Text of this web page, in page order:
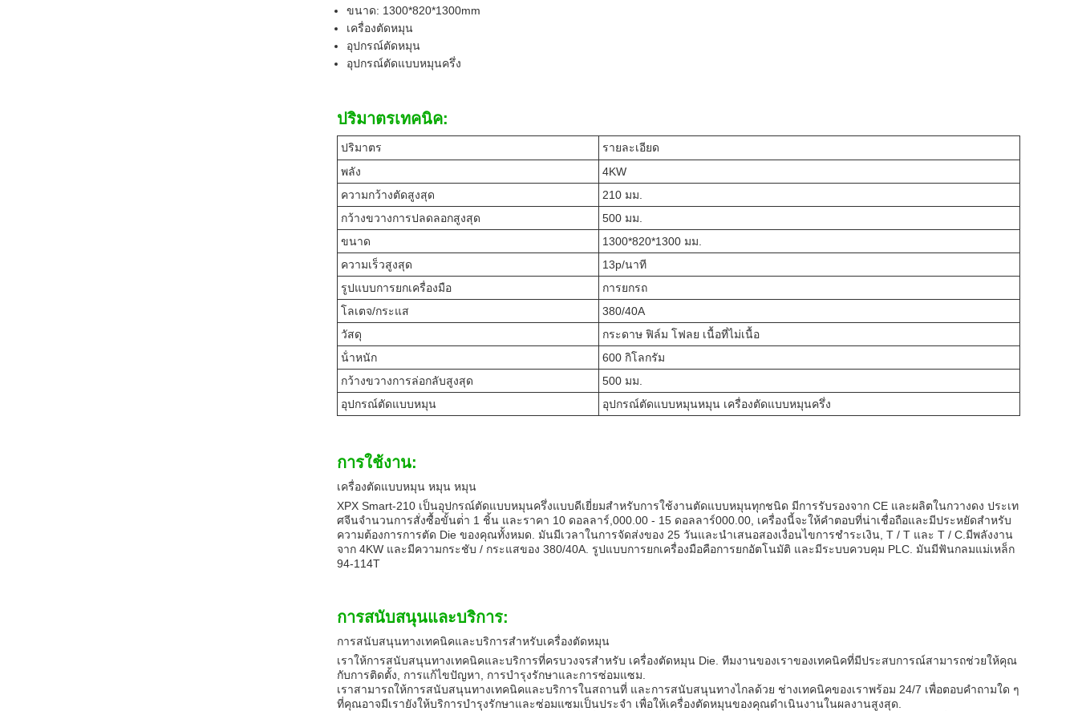
ขนาด: 1300*820*1300mm
เครื่องตัดหมุน
อุปกรณ์ตัดหมุน
อุปกรณ์ตัดแบบหมุนครึ่ง
ปริมาตรเทคนิค:
ปริมาตร
รายละเอียด
พลัง
4KW
ความกว้างตัดสูงสุด
210 มม.
กว้างขวางการปลดลอกสูงสุด
500 มม.
ขนาด
1300*820*1300 มม.
ความเร็วสูงสุด
13p/นาที
รูปแบบการยกเครื่องมือ
การยกรถ
โลเตจ/กระแส
380/40A
วัสดุ
กระดาษ ฟิล์ม โฟลย เนื้อที่ไม่เนื้อ
น้ําหนัก
600 กิโลกรัม
กว้างขวางการล่อกลับสูงสุด
500 มม.
อุปกรณ์ตัดแบบหมุน
อุปกรณ์ตัดแบบหมุนหมุน เครื่องตัดแบบหมุนครึ่ง
การใช้งาน:
เครื่องตัดแบบหมุน หมุน หมุน
XPX Smart-210 เป็นอุปกรณ์ตัดแบบหมุนครึ่งแบบดีเยี่ยมสําหรับการใช้งานตัดแบบหมุนทุกชนิด มีการรับรองจาก CE และผลิตในกวางดง ประเท
ศจีนจํานวนการสั่งซื้อขั้นต่ํา 1 ชิ้น และราคา 10 ดอลลาร์,000.00 - 15 ดอลลาร์000.00, เครื่องนี้จะให้คําตอบที่น่าเชื่อถือและมีประหยัดสําหรับ
ความต้องการการตัด Die ของคุณทั้งหมด. มันมีเวลาในการจัดส่งของ 25 วันและนําเสนอสองเงื่อนไขการชําระเงิน, T / T และ T / C.มีพลังงาน
จาก 4KW และมีความกระชับ / กระแสของ 380/40A. รูปแบบการยกเครื่องมือคือการยกอัตโนมัติ และมีระบบควบคุม PLC. มันมีฟันกลมแม่เหล็ก
94-114T
การสนับสนุนและบริการ:
การสนับสนุนทางเทคนิคและบริการสําหรับเครื่องตัดหมุน
เราให้การสนับสนุนทางเทคนิคและบริการที่ครบวงจรสําหรับ เครื่องตัดหมุน Die. ทีมงานของเราของเทคนิคที่มีประสบการณ์สามารถช่วยให้คุณ
กับการติดตั้ง, การแก้ไขปัญหา, การบํารุงรักษาและการซ่อมแซม.
เราสามารถให้การสนับสนุนทางเทคนิคและบริการในสถานที่ และการสนับสนุนทางไกลด้วย ช่างเทคนิคของเราพร้อม 24/7 เพื่อตอบคําถามใด ๆ
ที่คุณอาจมีเรายังให้บริการบํารุงรักษาและซ่อมแซมเป็นประจํา เพื่อให้เครื่องตัดหมุนของคุณดําเนินงานในผลงานสูงสุด.